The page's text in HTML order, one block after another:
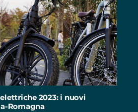
2023: i nuovi
Romagna